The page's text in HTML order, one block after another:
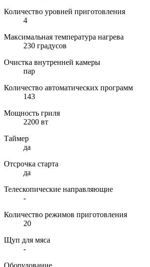
Количество уровней приготовления
4
Максимальная температура нагрева
230 градусов
Очистка внутренней камеры
пар
Количество автоматических программ
143
Мощность гриля
2200 вт
Таймер
да
Отсрочка старта
да
Телескопические направляющие
-
Количество режимов приготовления
20
Щуп для мяса
-